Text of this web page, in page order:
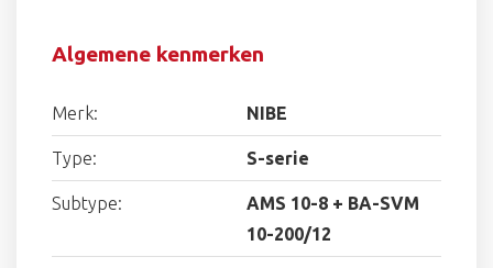
Algemene kenmerken
Merk: NIBE
Type: S-serie
Subtype:
AMS 10-8 + BA-SVM
10-200/12